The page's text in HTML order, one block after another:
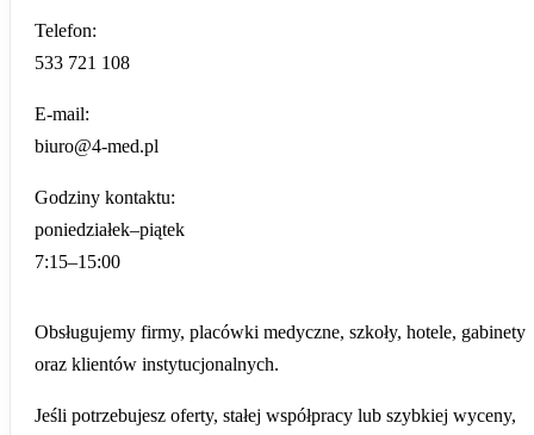
Telefon:
533 721 108
E-mail:
biuro@4-med.pl
Godziny kontaktu:
poniedziałek–piątek
7:15–15:00
Obsługujemy firmy, placówki medyczne, szkoły, hotele, gabinety
oraz klientów instytucjonalnych.
Jeśli potrzebujesz oferty, stałej współpracy lub szybkiej wyceny,